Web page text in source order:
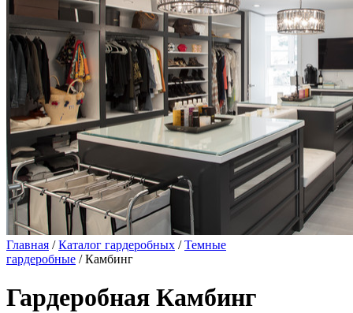
Главная /Каталог гардеробных /Темные
гардеробные / Камбинг
Гардеробная Камбинг